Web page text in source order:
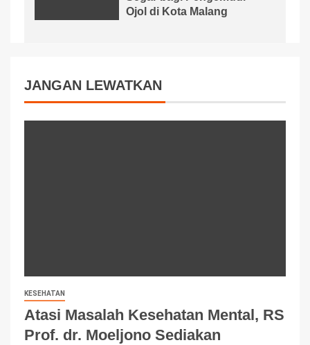
Ojol di Kota Malang
JANGAN LEWATKAN
KESEHATAN
Atasi Masalah Kesehatan Mental, RS
Prof. dr. Moeljono Sediakan